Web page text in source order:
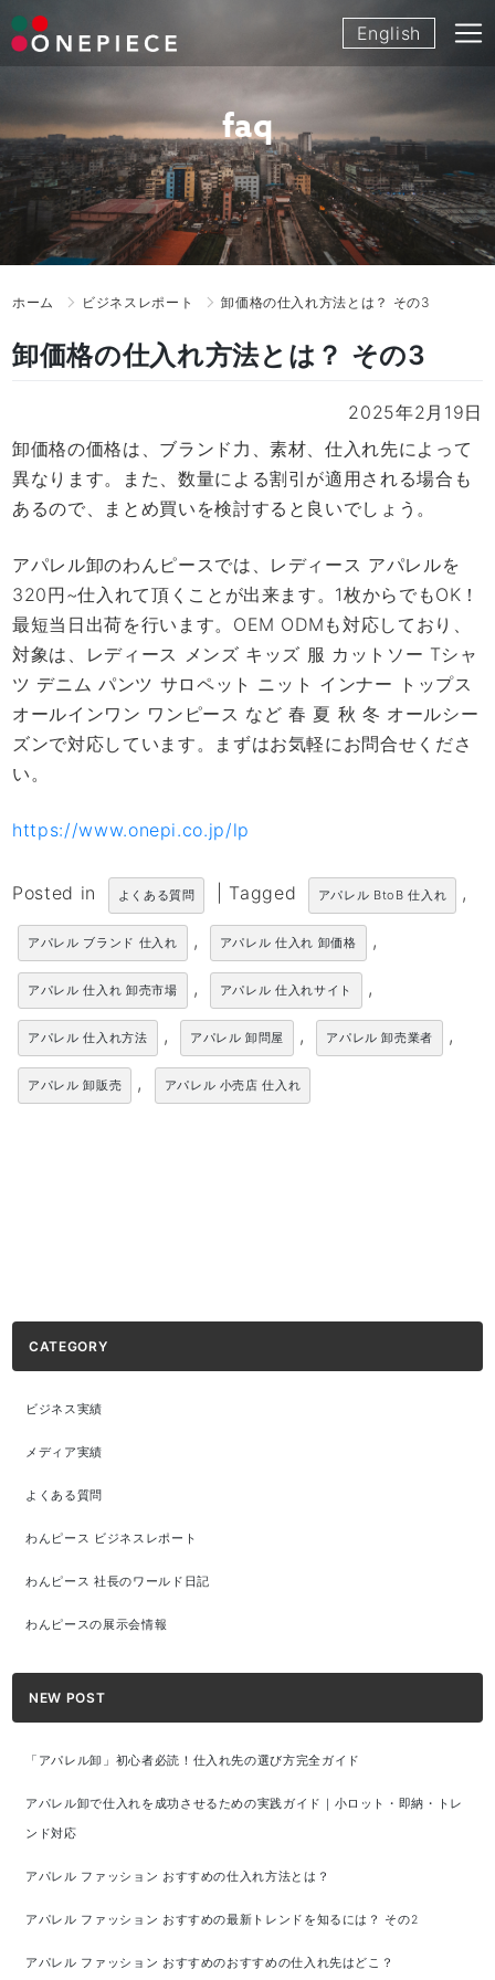
Skip
to
English
faq
ホーム ビジネスレポート 卸価格の仕入れ方法とは？ その3
卸価格の仕入れ方法とは？ その3
2025年2月19日
卸価格の価格は、ブランド力、素材、仕入れ先によって
異なります。また、数量による割引が適用される場合も
あるので、まとめ買いを検討すると良いでしょう。
アパレル卸のわんピースでは、レディース アパレルを
320円~仕入れて頂くことが出来ます。1枚からでもOK！
最短当日出荷を行います。OEM ODMも対応しており、
対象は、レディース メンズ キッズ 服 カットソー Tシャ
ツ デニム パンツ サロペット ニット インナー トップス
オールインワン ワンピース など 春 夏 秋 冬 オールシー
ズンで対応しています。まずはお気軽にお問合せくださ
い。
https://www.onepi.co.jp/lp
Posted in よくある質問 Tagged アパレル BtoB 仕入れ ,
アパレル ブランド 仕入れ , アパレル 仕入れ 卸価格 ,
アパレル 仕入れ 卸売市場 , アパレル 仕入れサイト ,
アパレル 仕入れ方法 , アパレル 卸問屋 , アパレル 卸売業者 ,
アパレル 卸販売 , アパレル 小売店 仕入れ
CATEGORY
ビジネス実績
メディア実績
よくある質問
わんピース ビジネスレポート
わんピース 社長のワールド日記
わんピースの展示会情報
NEW POST
「アパレル卸」初心者必読！仕入れ先の選び方完全ガイド
アパレル卸で仕入れを成功させるための実践ガイド｜小ロット・即納・トレ
ンド対応
アパレル ファッション おすすめの仕入れ方法とは？
アパレル ファッション おすすめの最新トレンドを知るには？ その2
アパレル ファッション おすすめのおすすめの仕入れ先はどこ？